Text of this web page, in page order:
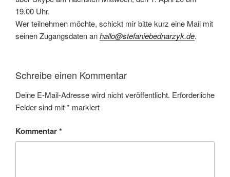
19.00 Uhr.
Wer teilnehmen möchte, schickt mir bitte kurz eine Mail mit
seinen Zugangsdaten anhallo@stefaniebednarzyk.de.
Schreibe einen Kommentar
Deine E-Mail-Adresse wird nicht veröffentlicht. Erforderliche
Felder sind mit* markiert
Kommentar*